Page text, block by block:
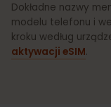
Dokładne nazwy
modelu telefonu i
kroku według
aktywacji eSIM.